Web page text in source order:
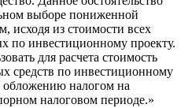
выборе пониженной
исходя из стоимости всех
по инвестиционному проекту.
для расчета стоимость
средств по инвестиционному
обложению налогом на
налоговом периоде.»